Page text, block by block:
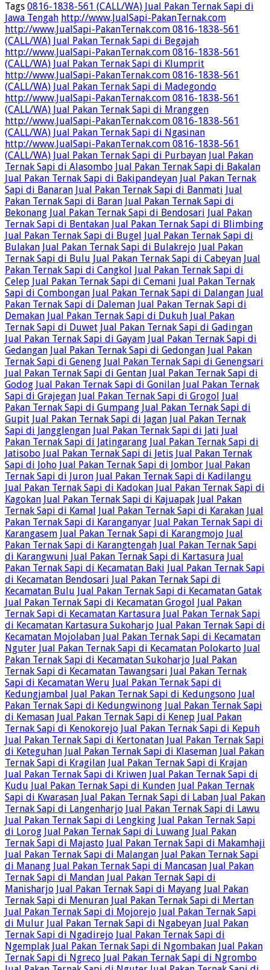
Tags 0816-1838-561 (CALL/WA) Jual Pakan Ternak Sapi di
Jawa Tengah http://www.JualSapi-PakanTernak.com
http://www.JualSapi-PakanTernak.com 0816-1838-561
(CALL/WA) Jual Pakan Ternak Sapi di Begajah
http://www.JualSapi-PakanTernak.com 0816-1838-561
(CALL/WA) Jual Pakan Ternak Sapi di Klumprit
http://www.JualSapi-PakanTernak.com 0816-1838-561
(CALL/WA) Jual Pakan Ternak Sapi di Madegondo
http://www.JualSapi-PakanTernak.com 0816-1838-561
(CALL/WA) Jual Pakan Ternak Sapi di Mranggen
http://www.JualSapi-PakanTernak.com 0816-1838-561
(CALL/WA) Jual Pakan Ternak Sapi di Ngasinan
http://www.JualSapi-PakanTernak.com 0816-1838-561
(CALL/WA) Jual Pakan Ternak Sapi di Purbayan Jual Pakan
Ternak Sapi di Alasombo Jual Pakan Ternak Sapi di Bakalan
Jual Pakan Ternak Sapi di Bakipandeyan Jual Pakan Ternak
Sapi di Banaran Jual Pakan Ternak Sapi di Banmati Jual
Pakan Ternak Sapi di Baran Jual Pakan Ternak Sapi di
Bekonang Jual Pakan Ternak Sapi di Bendosari Jual Pakan
Ternak Sapi di Bentakan Jual Pakan Ternak Sapi di Blimbing
Jual Pakan Ternak Sapi di Bugel
Jual Pakan Ternak Sapi di
Bulakan Jual Pakan Ternak Sapi di Bulakrejo Jual Pakan
Ternak Sapi di Bulu Jual Pakan Ternak Sapi di Cabeyan Jual
Pakan Ternak Sapi di Cangkol
Jual Pakan Ternak Sapi di
Celep Jual Pakan Ternak Sapi di Cemani Jual Pakan Ternak
Sapi di Combongan Jual Pakan Ternak Sapi di Dalangan Jual
Pakan Ternak Sapi di Daleman Jual Pakan Ternak Sapi di
Demakan Jual Pakan Ternak Sapi di Dukuh Jual Pakan
Ternak Sapi di Duwet Jual Pakan Ternak Sapi di Gadingan
Jual Pakan Ternak Sapi di Gayam Jual Pakan Ternak Sapi di
Gedangan Jual Pakan Ternak Sapi di Gedongan Jual Pakan
Ternak Sapi di Geneng Jual Pakan Ternak Sapi di Genengsari
Jual Pakan Ternak Sapi di Gentan Jual Pakan Ternak Sapi di
Godog Jual Pakan Ternak Sapi di Gonilan Jual Pakan Ternak
Sapi di Grajegan Jual Pakan Ternak Sapi di Grogol
Jual
Pakan Ternak Sapi di Gumpang Jual Pakan Ternak Sapi di
Gupit Jual Pakan Ternak Sapi di Jagan Jual Pakan Ternak
Sapi di Jangglengan Jual Pakan Ternak Sapi di Jati Jual
Pakan Ternak Sapi di Jatingarang Jual Pakan Ternak Sapi di
Jatisobo Jual Pakan Ternak Sapi di Jetis Jual Pakan Ternak
Sapi di Joho Jual Pakan Ternak Sapi di Jombor Jual Pakan
Ternak Sapi di Juron Jual Pakan Ternak Sapi di Kadilangu
Jual Pakan Ternak Sapi di Kadokan Jual Pakan Ternak Sapi di
Kagokan Jual Pakan Ternak Sapi di Kajuapak Jual Pakan
Ternak Sapi di Kamal
Jual Pakan Ternak Sapi di Karakan Jual
Pakan Ternak Sapi di Karanganyar Jual Pakan Ternak Sapi di
Karangasem Jual Pakan Ternak Sapi di Karangmojo Jual
Pakan Ternak Sapi di Karangtengah Jual Pakan Ternak Sapi
di Karangwuni Jual Pakan Ternak Sapi di Kartasura Jual
Pakan Ternak Sapi di Kecamatan Baki Jual Pakan Ternak Sapi
di Kecamatan Bendosari Jual Pakan Ternak Sapi di
Kecamatan Bulu Jual Pakan Ternak Sapi di Kecamatan Gatak
Jual Pakan Ternak Sapi di Kecamatan Grogol
Jual Pakan
Ternak Sapi di Kecamatan Kartasura Jual Pakan Ternak Sapi
di Kecamatan Kartasura Sukoharjo Jual Pakan Ternak Sapi di
Kecamatan Mojolaban Jual Pakan Ternak Sapi di Kecamatan
Nguter Jual Pakan Ternak Sapi di Kecamatan Polokarto Jual
Pakan Ternak Sapi di Kecamatan Sukoharjo Jual Pakan
Ternak Sapi di Kecamatan Tawangsari Jual Pakan Ternak
Sapi di Kecamatan Weru Jual Pakan Ternak Sapi di
Kedungjambal
Jual Pakan Ternak Sapi di Kedungsono Jual
Pakan Ternak Sapi di Kedungwinong Jual Pakan Ternak Sapi
di Kemasan Jual Pakan Ternak Sapi di Kenep Jual Pakan
Ternak Sapi di Kenokorejo Jual Pakan Ternak Sapi di Kepuh
Jual Pakan Ternak Sapi di Kertonatan Jual Pakan Ternak Sapi
di Keteguhan Jual Pakan Ternak Sapi di Klaseman Jual Pakan
Ternak Sapi di Kragilan Jual Pakan Ternak Sapi di Krajan
Jual Pakan Ternak Sapi di Kriwen Jual Pakan Ternak Sapi di
Kudu Jual Pakan Ternak Sapi di Kunden Jual Pakan Ternak
Sapi di Kwarasan Jual Pakan Ternak Sapi di Laban Jual Pakan
Ternak Sapi di Langenharjo Jual Pakan Ternak Sapi di Lawu
Jual Pakan Ternak Sapi di Lengking Jual Pakan Ternak Sapi
di Lorog Jual Pakan Ternak Sapi di Luwang Jual Pakan
Ternak Sapi di Majasto Jual Pakan Ternak Sapi di Makamhaji
Jual Pakan Ternak Sapi di Malangan Jual Pakan Ternak Sapi
di Manang Jual Pakan Ternak Sapi di Mancasan Jual Pakan
Ternak Sapi di Mandan Jual Pakan Ternak Sapi di
Manisharjo Jual Pakan Ternak Sapi di Mayang Jual Pakan
Ternak Sapi di Menuran Jual Pakan Ternak Sapi di Mertan
Jual Pakan Ternak Sapi di Mojorejo Jual Pakan Ternak Sapi
di Mulur Jual Pakan Ternak Sapi di Ngabeyan Jual Pakan
Ternak Sapi di Ngadirejo Jual Pakan Ternak Sapi di
Ngemplak Jual Pakan Ternak Sapi di Ngombakan Jual Pakan
Ternak Sapi di Ngreco Jual Pakan Ternak Sapi di Ngrombo